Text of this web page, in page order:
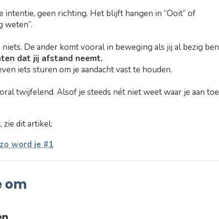
intentie, geen richting. Het blijft hangen in “Ooit” of
weten”.
De ander komt vooral in beweging als jij al bezig
dat jij afstand neemt.
iets sturen om je aandacht vast te houden.
twijfelend. Alsof je steeds nét niet weet waar je aan toe
zie dit artikel:
word je #1
om